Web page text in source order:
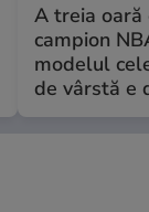
A treia oară
campion
modelul
de vârstă e